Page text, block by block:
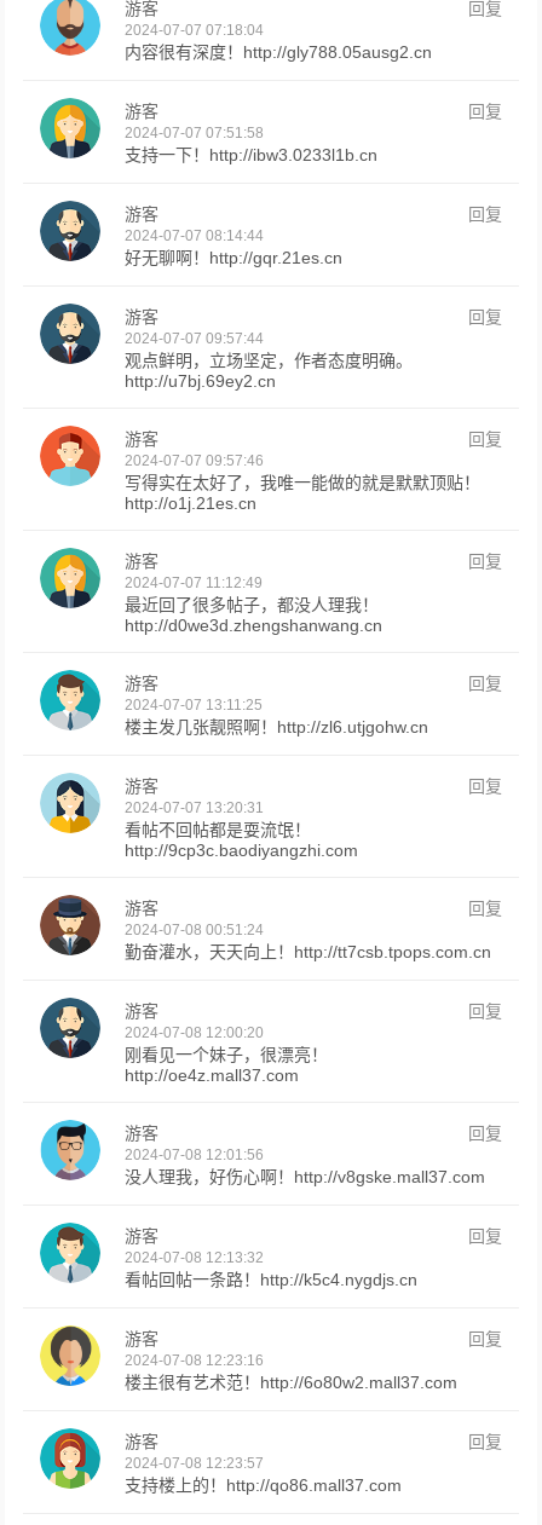
游客 回复
2024-07-07 07:18:04
内容很有深度！http://gly788.05ausg2.cn
游客 回复
2024-07-07 07:51:58
支持一下！http://ibw3.0233l1b.cn
游客 回复
2024-07-07 08:14:44
好无聊啊！http://gqr.21es.cn
游客 回复
2024-07-07 09:57:44
观点鲜明，立场坚定，作者态度明确。
http://u7bj.69ey2.cn
游客 回复
2024-07-07 09:57:46
写得实在太好了，我唯一能做的就是默默顶贴！
http://o1j.21es.cn
游客 回复
2024-07-07 11:12:49
最近回了很多帖子，都没人理我！
http://d0we3d.zhengshanwang.cn
游客 回复
2024-07-07 13:11:25
楼主发几张靓照啊！http://zl6.utjgohw.cn
游客 回复
2024-07-07 13:20:31
看帖不回帖都是耍流氓！
http://9cp3c.baodiyangzhi.com
游客 回复
2024-07-08 00:51:24
勤奋灌水，天天向上！http://tt7csb.tpops.com.cn
游客 回复
2024-07-08 12:00:20
刚看见一个妹子，很漂亮！
http://oe4z.mall37.com
游客 回复
2024-07-08 12:01:56
没人理我，好伤心啊！http://v8gske.mall37.com
游客 回复
2024-07-08 12:13:32
看帖回帖一条路！http://k5c4.nygdjs.cn
游客 回复
2024-07-08 12:23:16
楼主很有艺术范！http://6o80w2.mall37.com
游客 回复
2024-07-08 12:23:57
支持楼上的！http://qo86.mall37.com